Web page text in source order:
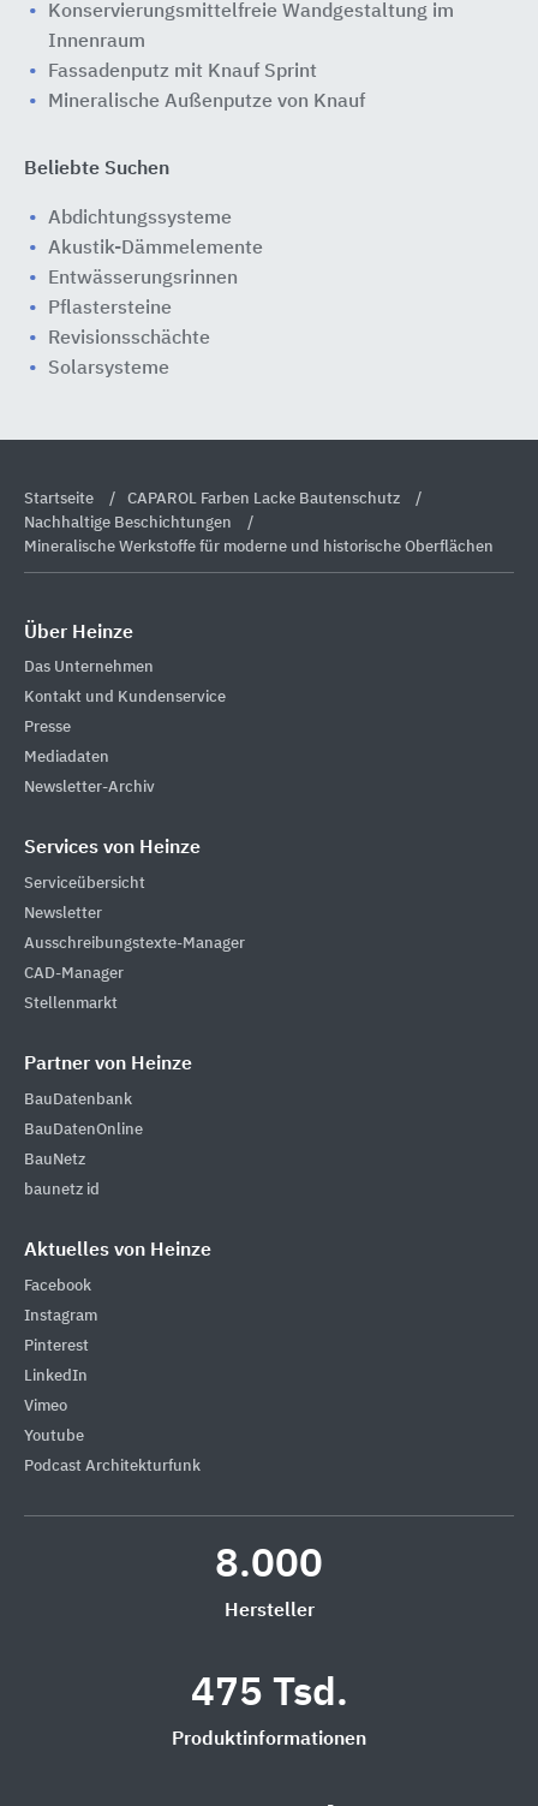
Konservierungsmittelfreie Wandgestaltung im
Innenraum
Fassadenputz mit Knauf Sprint
Mineralische Außenputze von Knauf
Beliebte Suchen
Abdichtungssysteme
Akustik-Dämmelemente
Entwässerungsrinnen
Pflastersteine
Revisionsschächte
Solarsysteme
Startseite
CAPAROL Farben Lacke Bautenschutz
Nachhaltige Beschichtungen
Mineralische Werkstoffe für moderne und historische Oberflächen
Über Heinze
Das Unternehmen
Kontakt und Kundenservice
Presse
Mediadaten
Newsletter-Archiv
Services von Heinze
Serviceübersicht
Newsletter
Ausschreibungstexte-Manager
CAD-Manager
Stellenmarkt
Partner von Heinze
BauDatenbank
BauDatenOnline
BauNetz
baunetz id
Aktuelles von Heinze
Facebook
Instagram
Pinterest
LinkedIn
Vimeo
Youtube
Podcast Architekturfunk
8.000
Hersteller
475 Tsd.
Produktinformationen